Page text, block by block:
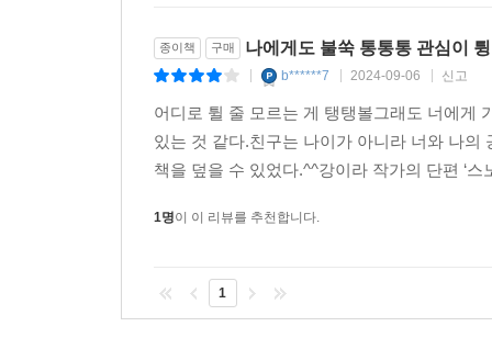
책의 맨 뒤에 실린 ‘추리소설 더 읽기’ 코너에서
추리소설 거장의 고전부터 숨겨진 보석 같은 작
이제 탱탱볼은 제 손을 떠납니다. 누구의 마음
향해 잘 튕겨 가기를 바라요._작가의 말에서
종이책 구매 나에게도 불쑥 통통통 관심이
b******7 2024-09-06 신고
어디로 튈 줄 모르는 게 탱탱볼그래도 너에게
있는 것 같다.친구는 나이가 아니라 너와 나
책을 덮을 수 있었다.^^강이라 작가의 단편 ‘
1명이 이 리뷰를 추천합니다.
1